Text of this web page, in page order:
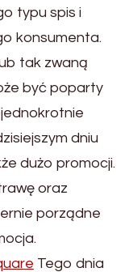
typu spis i
konsumenta.
tak zwaną
być poparty
dniu
dużo promocji.
oraz
porządne
Tego dnia